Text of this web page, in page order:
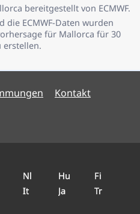
bereitgestellt von ECMWF.
die ECMWF-Daten wurden
für Mallorca für 30
erstellen.
Kontakt
Nl Hu
Fi
It Ja
Tr